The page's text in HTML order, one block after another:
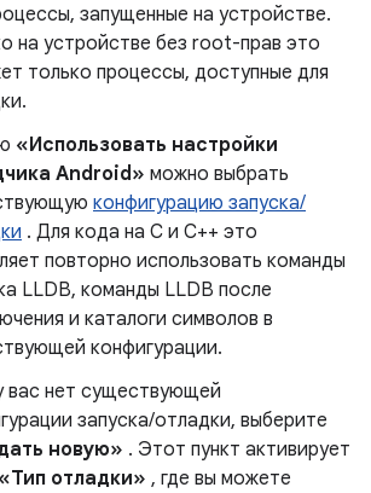
запущенные на устройстве.
на устройстве без root-прав это
только процессы, доступные для
«Использовать настройки
Android» можно выбрать
конфигурацию запуска/
. Для кода на C и C++ это
повторно использовать команды
LLDB, команды LLDB после
и каталоги символов в
конфигурации.
вас нет существующей
запуска/отладки, выберите
новую» . Этот пункт активирует
«Тип отладки» , где вы можете